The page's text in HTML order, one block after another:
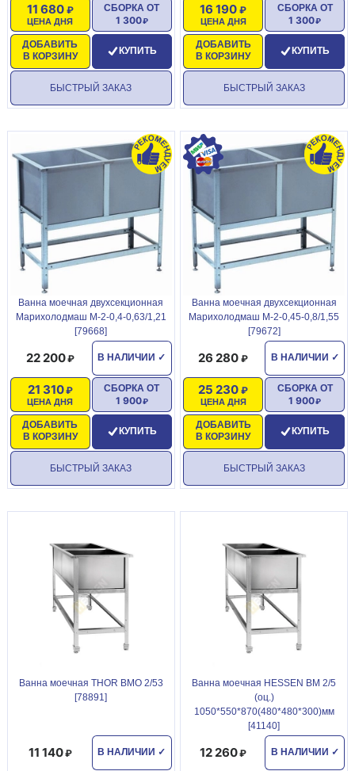
ЦЕНА ДНЯ
11 680
ДОБАВИТЬ
В КОРЗИНУ
СБОРКА ОТ
1 300
КУПИТЬ
БЫСТРЫЙ ЗАКАЗ
ЦЕНА ДНЯ
16 190
ДОБАВИТЬ
В КОРЗИНУ
СБОРКА ОТ
1 300
КУПИТЬ
БЫСТРЫЙ ЗАКАЗ
Ванна моечная двухсекционная
Марихолодмаш М-2-0,4-0,63/1,21
[79668]
В НАЛИЧИИ ✓
22 200
ЦЕНА ДНЯ
21 310
ДОБАВИТЬ
В КОРЗИНУ
СБОРКА ОТ
1 900
КУПИТЬ
БЫСТРЫЙ ЗАКАЗ
Ванна моечная двухсекционная
Марихолодмаш М-2-0,45-0,8/1,55
[79672]
В НАЛИЧИИ ✓
26 280
ЦЕНА ДНЯ
25 230
ДОБАВИТЬ
В КОРЗИНУ
СБОРКА ОТ
1 900
КУПИТЬ
БЫСТРЫЙ ЗАКАЗ
Ванна моечная THOR ВМО 2/53
[78891]
В НАЛИЧИИ ✓
11 140
Ванна моечная HESSEN ВМ 2/5
(оц.)
1050*550*870(480*480*300)мм
[41140]
В НАЛИЧИИ ✓
12 260